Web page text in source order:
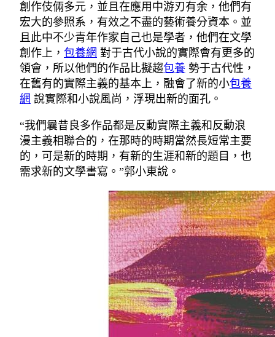
創作伎倆多元，並且在應用中游刃有余，他們有
宏大的參照系，有效之不盡的藝術養分資本。並
且此中不少青年作家自己也是學者，他們在文學
創作上， 包養網 對于古代小說的實際會有更多的
領會，所以他們的作品比擬趨包養 勢于古代性，
在舊有的實際主義的基本上，融會了新的小包養
網 說實際和小說風尚，浮現出新的面孔。
“我們曩昔良多作品都是反動實際主義和反動浪
漫主義相聯合的，在那時的時期當然長短常主要
的，可是新的時期，有新的生涯和新的題目，也
需求新的文學書寫。”郭小東說。